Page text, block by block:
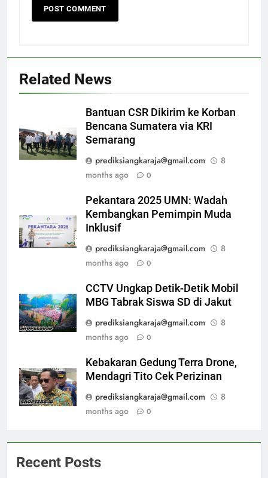
Related News
Bantuan CSR Dikirim ke Korban
Bencana Sumatera via KRI
Semarang
prediksiangkaraja@gmail.com
8
months ago
0
Pekantara 2025 UMN: Wadah
Kembangkan Pemimpin Muda
Inklusif
prediksiangkaraja@gmail.com
8
months ago
0
CCTV Ungkap Detik-Detik Mobil
MBG Tabrak Siswa SD di Jakut
prediksiangkaraja@gmail.com
8
months ago
0
Kebakaran Gedung Terra Drone,
Mendagri Tito Cek Perizinan
prediksiangkaraja@gmail.com
8
months ago
0
Recent Posts